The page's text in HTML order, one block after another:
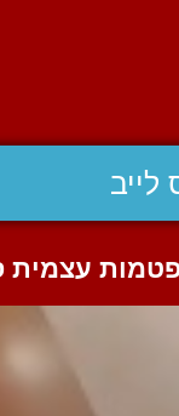
עצמית